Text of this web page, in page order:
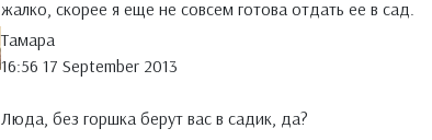
жалко, скорее я еще не совсем готова отдать ее в сад.
Тамара
16:56 17 September 2013
Люда, без горшка берут вас в садик, да?